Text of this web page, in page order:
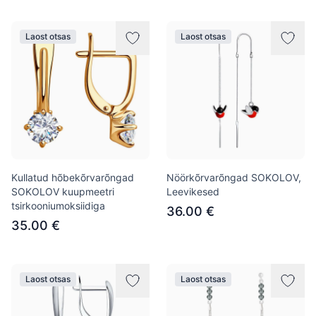
Laost otsas
Kullatud hõbekõrvarõngad
SOKOLOV kuupmeetri
tsirkooniumoksiidiga
35.00 €
Laost otsas
Nöörkõrvarõngad SOKOLOV,
Leevikesed
36.00 €
Laost otsas Laost otsas